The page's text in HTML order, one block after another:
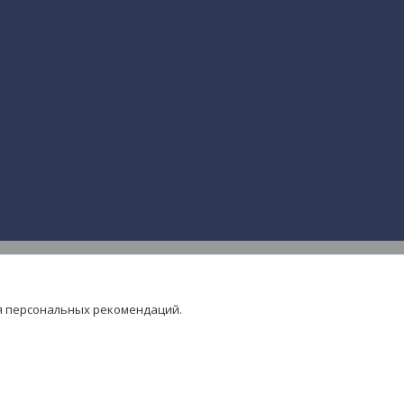
персональных рекомендаций.